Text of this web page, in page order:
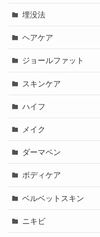
埋没法
ヘアケア
ジョールファット
スキンケア
ハイフ
メイク
ダーマペン
ボディケア
ベルベットスキン
ニキビ